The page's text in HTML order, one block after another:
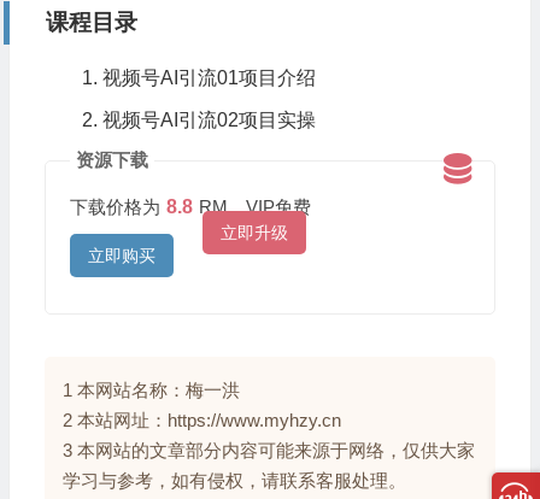
课程目录
视频号AI引流01项目介绍
视频号AI引流02项目实操
资源下载
下载价格为 8.8 RM，VIP免费
立即升级
立即购买
1 本网站名称：梅一洪
2 本站网址：https://www.myhzy.cn
3 本网站的文章部分内容可能来源于网络，仅供大家
学习与参考，如有侵权，请联系客服处理。